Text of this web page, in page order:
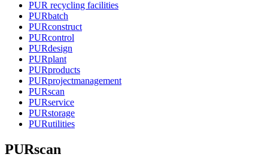
PUR recycling facilities
PURbatch
PURconstruct
PURcontrol
PURdesign
PURplant
PURproducts
PURprojectmanagement
PURscan
PURservice
PURstorage
PURutilities
PURscan